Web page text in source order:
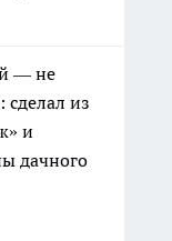
— не
сделал из
и
дачного